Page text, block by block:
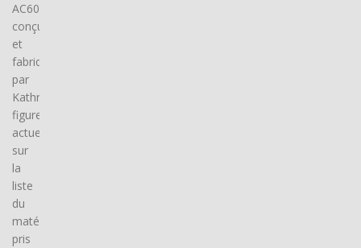
AC60,
conçu
et
fabriqué
par
Kathrein,
figure
actuellement
sur
la
liste
du
matériel
pris